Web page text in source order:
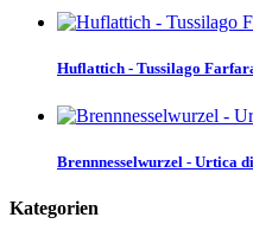
Huflattich - Tussilago
Brennnesselwurzel - Urtica
Kategorien